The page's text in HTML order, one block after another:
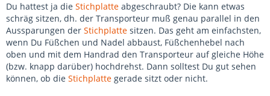
Du hattest ja die Stichplatte abgeschraubt? Die kann etwas
schräg sitzen, dh. der Transporteur muß genau parallel in den
Aussparungen der Stichplatte sitzen. Das geht am einfachsten,
wenn Du Füßchen und Nadel abbaust, Füßchenhebel nach
oben und mit dem Handrad den Transporteur auf gleiche Höhe
(bzw. knapp darüber) hochdrehst. Dann solltest Du gut sehen
können, ob die Stichplatte gerade sitzt oder nicht.